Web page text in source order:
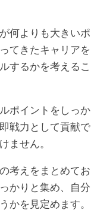
何よりも大きいポ
てきたキャリアを
するかを考えるこ
ポイントをしっか
戦力として貢献で
ません。
考えをまとめてお
かりと集め、自分
かを見定めます。